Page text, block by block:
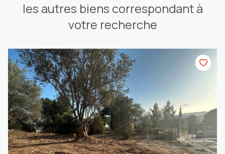
les autres biens correspondant à
votre recherche